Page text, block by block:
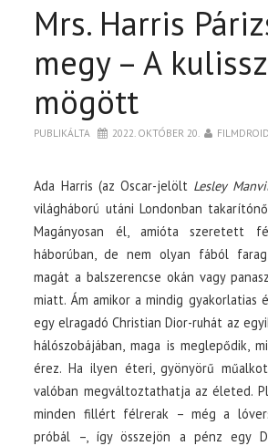
Mrs. Harris
megy – A
mögött
PUBLIKÁLTA 2022. OKTÓBER 20. FILMDROID
Ada Harris (az Oscar-jelölt Lesley
világháború utáni Londonban
Magányosan él, amióta szeretett
háborúban, de nem olyan fából
magát a balszerencse okán vagy
miatt. Ám amikor a mindig gyakorlatias
egy elragadó Christian Dior-ruhát az
hálószobájában, maga is meglepődik,
érez. Ha ilyen éteri, gyönyörű
valóban megváltoztathatja az életed.
minden fillért félrerak – még a
próbál –, így összejön a pénz egy